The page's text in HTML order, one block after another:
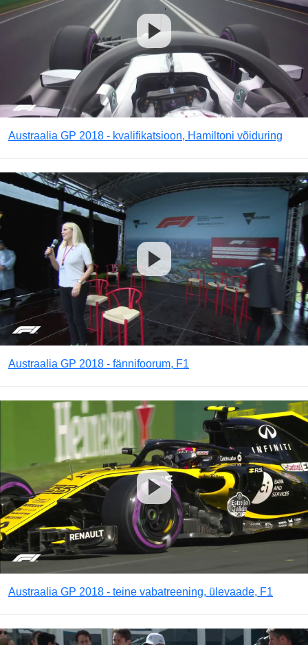
Austraalia GP 2018 - kvalifikatsioon, Hamiltoni võiduring
Austraalia GP 2018 - fännifoorum, F1
Austraalia GP 2018 - teine vabatreening, ülevaade, F1